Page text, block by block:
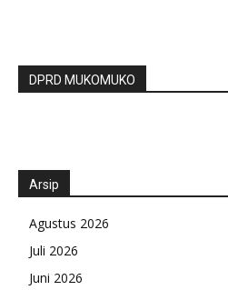
DPRD MUKOMUKO
Arsip
Agustus 2026
Juli 2026
Juni 2026